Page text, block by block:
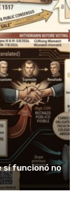
sí funcionó no